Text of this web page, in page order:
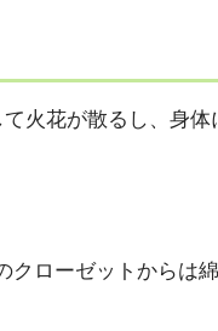
火花が散るし、身
ローゼットからは